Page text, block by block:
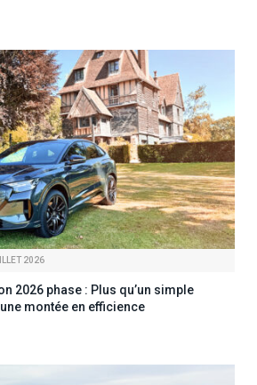
2026
2026 phase : Plus qu’un simple
montée en efficience